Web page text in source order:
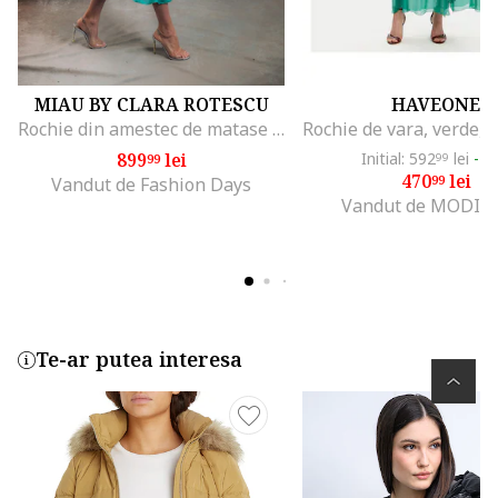
MIAU BY CLARA ROTESCU
Rochie din amestec de matase Muscat, Turcoaz
89999lei
Vandut de Fashion Days
HAVEONE
Initial: 59299 lei -
47099lei
Vandut de
Te-ar putea interesa